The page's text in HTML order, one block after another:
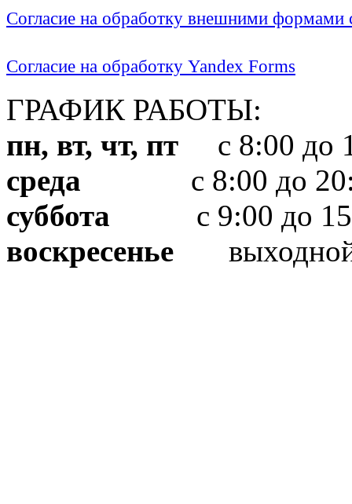
Согласие на обработку внешними формами
Согласие на обработку Yandex Forms
ГРАФИК РАБОТЫ:
пн, вт, чт, пт с 8:00 до
среда с 8:00 до
суббота с 9:00 до
воскресенье